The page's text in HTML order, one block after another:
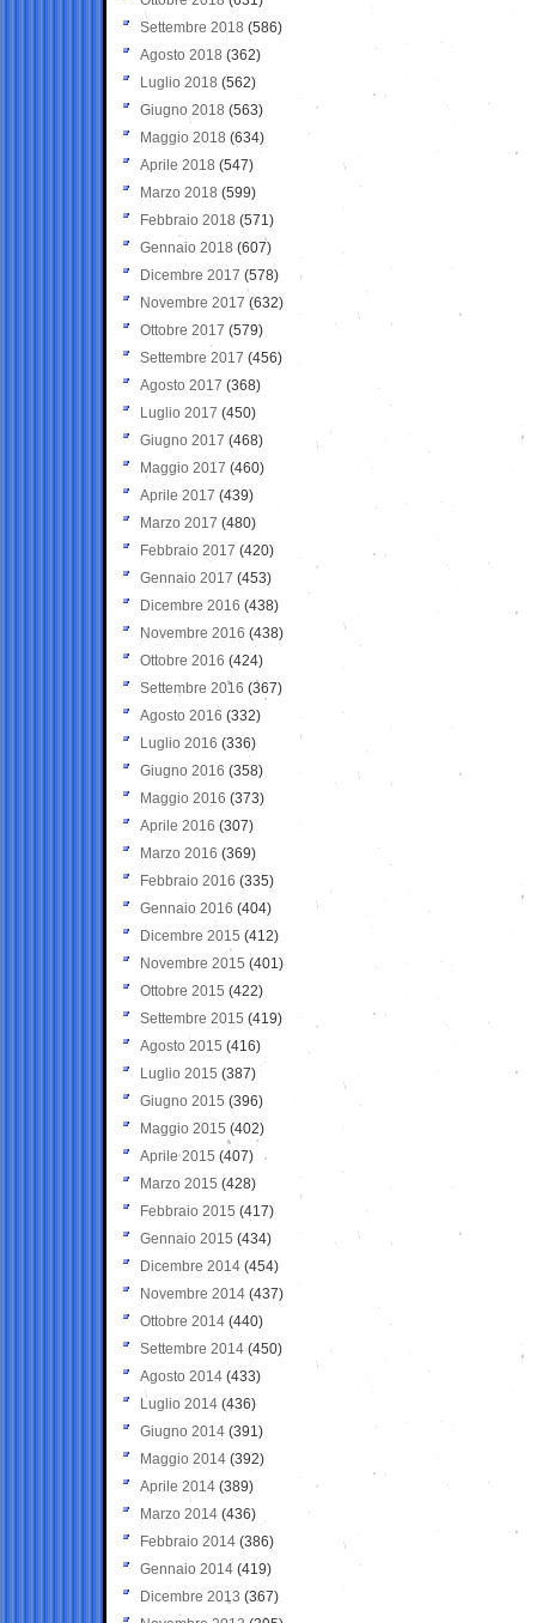
Settembre 2018 (586)
Agosto 2018 (362)
Luglio 2018 (562)
Giugno 2018 (563)
Maggio 2018 (634)
Aprile 2018 (547)
Marzo 2018 (599)
Febbraio 2018 (571)
Gennaio 2018 (607)
Dicembre 2017 (578)
Novembre 2017 (632)
Ottobre 2017 (579)
Settembre 2017 (456)
Agosto 2017 (368)
Luglio 2017 (450)
Giugno 2017 (468)
Maggio 2017 (460)
Aprile 2017 (439)
Marzo 2017 (480)
Febbraio 2017 (420)
Gennaio 2017 (453)
Dicembre 2016 (438)
Novembre 2016 (438)
Ottobre 2016 (424)
Settembre 2016 (367)
Agosto 2016 (332)
Luglio 2016 (336)
Giugno 2016 (358)
Maggio 2016 (373)
Aprile 2016 (307)
Marzo 2016 (369)
Febbraio 2016 (335)
Gennaio 2016 (404)
Dicembre 2015 (412)
Novembre 2015 (401)
Ottobre 2015 (422)
Settembre 2015 (419)
Agosto 2015 (416)
Luglio 2015 (387)
Giugno 2015 (396)
Maggio 2015 (402)
Aprile 2015 (407)
Marzo 2015 (428)
Febbraio 2015 (417)
Gennaio 2015 (434)
Dicembre 2014 (454)
Novembre 2014 (437)
Ottobre 2014 (440)
Settembre 2014 (450)
Agosto 2014 (433)
Luglio 2014 (436)
Giugno 2014 (391)
Maggio 2014 (392)
Aprile 2014 (389)
Marzo 2014 (436)
Febbraio 2014 (386)
Gennaio 2014 (419)
Dicembre 2013 (367)